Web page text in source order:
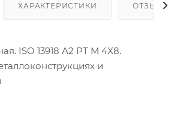
ХАРАКТЕРИСТИКИ ОТЗЫВЫ
ISO 13918 A2 PT M 4X8.
и